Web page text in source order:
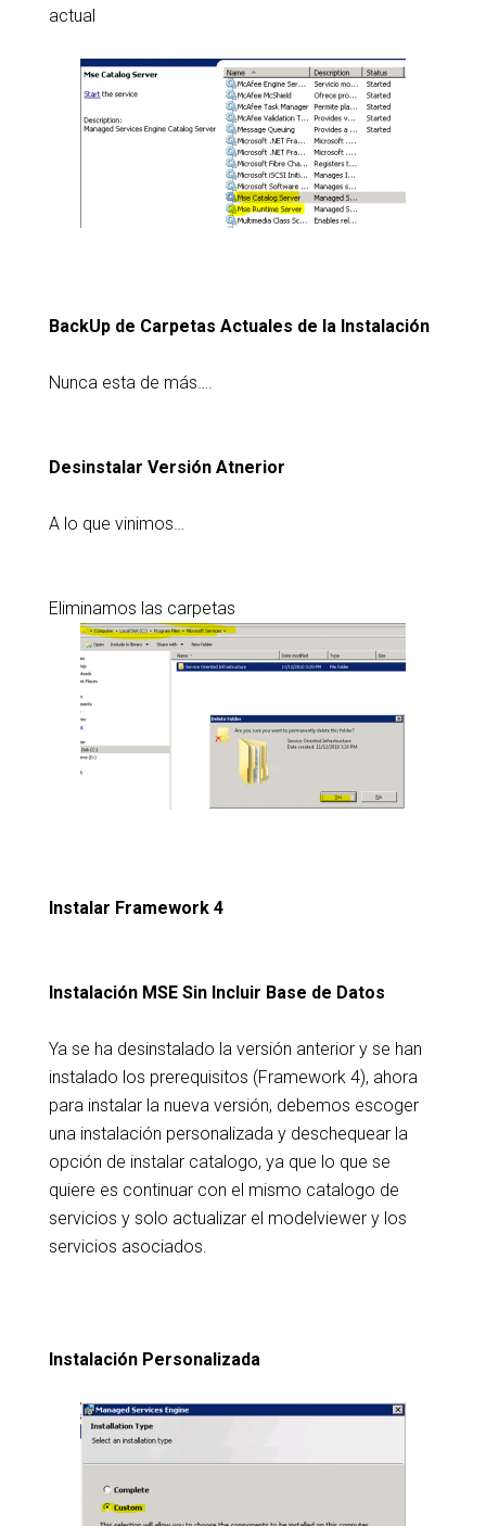
actual
BackUp de Carpetas Actuales de la Instalación
Nunca esta de más….
Desinstalar Versión Atnerior
A lo que vinimos…
Eliminamos las carpetas
Instalar Framework 4
Instalación MSE Sin Incluir Base de Datos
Ya se ha desinstalado la versión anterior y se han
instalado los prerequisitos (Framework 4), ahora
para instalar la nueva versión, debemos escoger
una instalación personalizada y deschequear la
opción de instalar catalogo, ya que lo que se
quiere es continuar con el mismo catalogo de
servicios y solo actualizar el modelviewer y los
servicios asociados.
Instalación Personalizada